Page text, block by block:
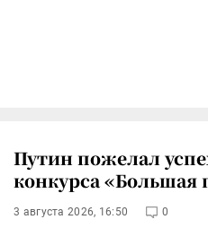
Путин пожелал
конкурса «Большая
3 августа 2026, 16:50 0